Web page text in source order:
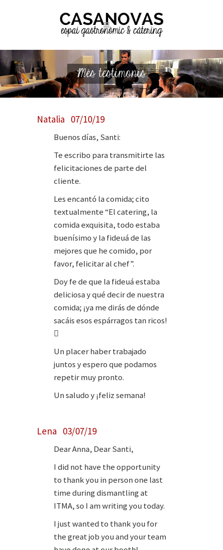
Més testimonis
Natalia 07/10/19
Buenos días, Santi:
Te escribo para transmitirte las
felicitaciones de parte del
cliente.
Les encantó la comida; cito
textualmente “El catering, la
comida exquisita, todo estaba
buenísimo y la fideuá de las
mejores que he comido, por
favor, felicitar al chef”.
Doy fe de que la fideuá estaba
deliciosa y qué decir de nuestra
comida; ¡ya me dirás de dónde
sacáis esos espárragos tan ricos!

Un placer haber trabajado
juntos y espero que podamos
repetir muy pronto.
Un saludo y ¡feliz semana!
Lena 03/07/19
Dear Anna, Dear Santi,
I did not have the opportunity
to thank you in person one last
time during dismantling at
ITMA, so I am writing you today.
I just wanted to thank you for
the great job you and your team